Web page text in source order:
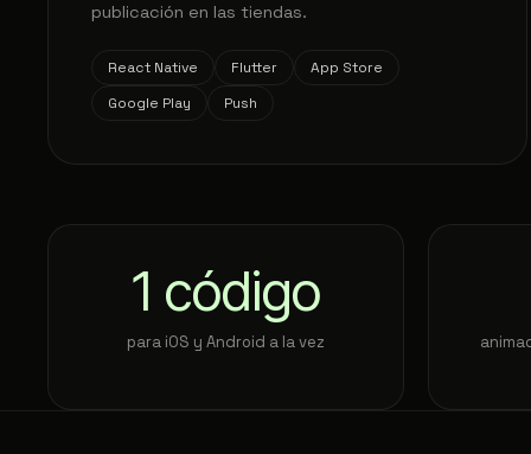
publicación en las tiendas.
React Native Flutter
App Store
Google Play
Push
1 código
para iOS y Android a la vez